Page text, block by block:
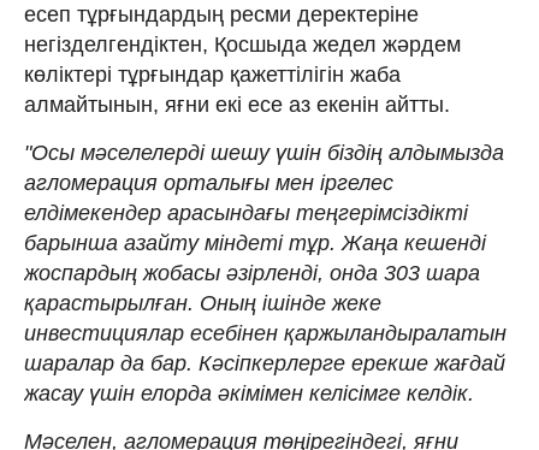
есеп тұрғындардың ресми деректеріне
негізделгендіктен, Қосшыда жедел жәрдем
көліктері тұрғындар қажеттілігін жаба
алмайтынын, яғни екі есе аз екенін айтты.
"Осы мәселелерді шешу үшін біздің алдымызда
агломерация орталығы мен іргелес
елдімекендер арасындағы теңгерімсіздікті
барынша азайту міндеті тұр. Жаңа кешенді
жоспардың жобасы әзірленді, онда 303 шара
қарастырылған. Оның ішінде жеке
инвестициялар есебінен қаржыландыралатын
шаралар да бар. Кәсіпкерлерге ерекше жағдай
жасау үшін елорда әкімімен келісімге келдік.
Мәселен, агломерация төңірегіндегі, яғни